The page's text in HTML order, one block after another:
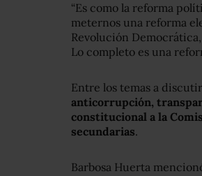
“Es como la reforma
meternos una reforma
Revolución
Lo completo es una
Entre los temas a
anticorrupción,
constitucional a la
secundarias.
Barbosa Huerta